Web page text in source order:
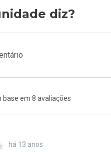
diz?
base em 8 avaliações
há 13 anos